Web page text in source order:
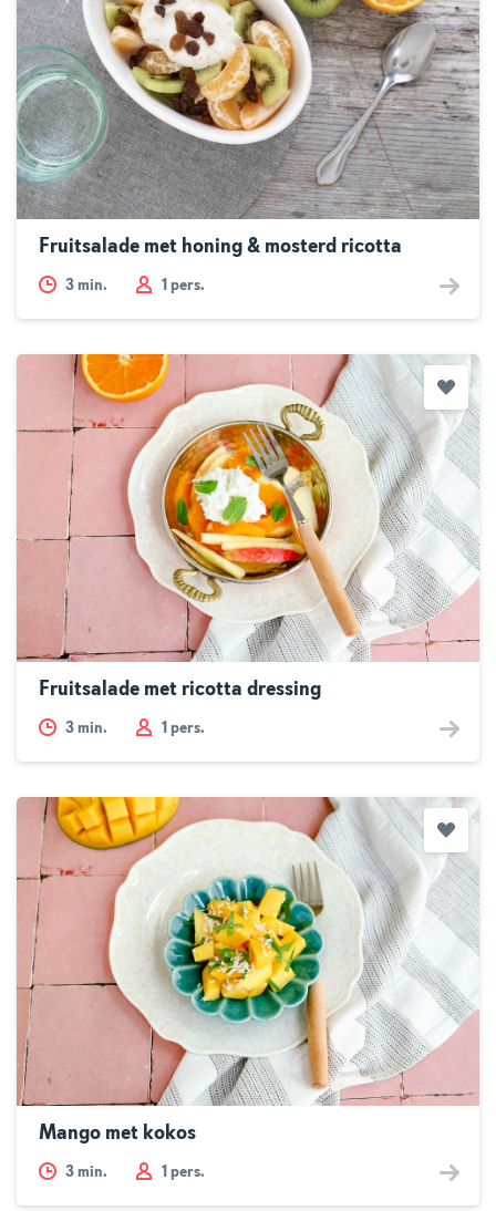
Fruitsalade met honing & mosterd ricotta
3 min. 1 pers.
Fruitsalade met ricotta dressing
3 min. 1 pers.
Mango met kokos
3 min. 1 pers.